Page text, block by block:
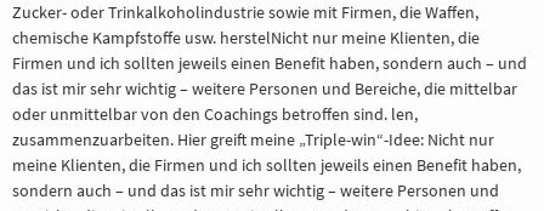
Zucker- oder Trinkalkoholindustrie sowie mit Firmen, die Waffen,
chemische Kampfstoffe usw. herstelNicht nur meine Klienten, die
Firmen und ich sollten jeweils einen Benefit haben, sondern auch – und
das ist mir sehr wichtig – weitere Personen und Bereiche, die mittelbar
oder unmittelbar von den Coachings betroffen sind. len,
zusammenzuarbeiten. Hier greift meine „Triple-win“-Idee: Nicht nur
meine Klienten, die Firmen und ich sollten jeweils einen Benefit haben,
sondern auch – und das ist mir sehr wichtig – weitere Personen und